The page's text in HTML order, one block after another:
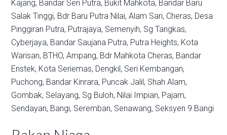
Kajang, Bandar Seri Putra, Bukit Mahkota, Bandar Baru
Salak Tinggi, Bdr Baru Putra Nilai, Alam Sari, Cheras, Desa
Pinggiran Putra, Putrajaya, Semenyih, Sg Tangkas,
Cyberjaya, Bandar Saujana Putra, Putra Heights, Kota
Warisan, BTHO, Ampang, Bdr Mahkota Cheras, Bandar
Enstek, Kota Seriemas, Dengkil, Seri Kembangan,
Puchong, Bandar Kinrara, Puncak Jalil, Shah Alam,
Gombak, Selayang, Sg Buloh, Nilai Impian, Pajam,
Sendayan, Bangi, Seremban, Senawang, Seksyen 9 Bangi